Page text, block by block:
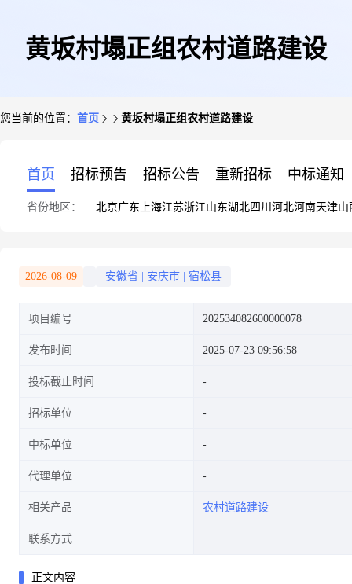
黄坂村塌正组农村道路建设
您当前的位置： 首页 黄坂村塌正组农村道路建设
首页 招标预告 招标公告 重新招标 中标通知
省份地区： 北京广东 上海江苏浙江山东湖北四川 河北河南天津山
2026-08-09 安徽省 安庆市 宿松县
项目编号 202534082600000078
发布时间 2025-07-23 09:56:58
投标截止时间
招标单位
中标单位
代理单位
相关产品 农村道路建设
联系方式
正文内容